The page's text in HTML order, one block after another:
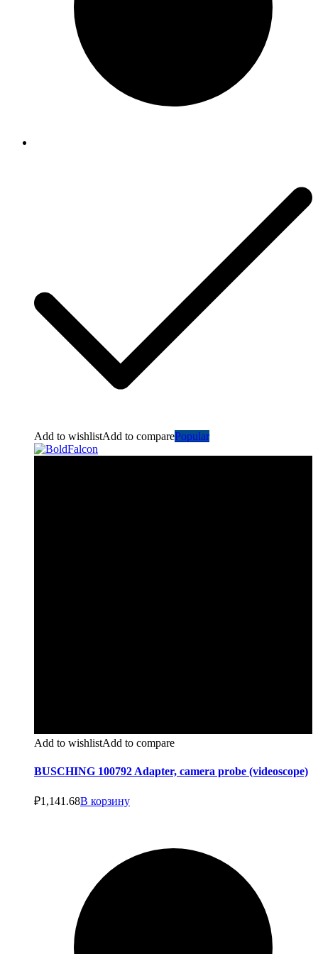
Add to wishlistAdd to comparePopular
Add to wishlistAdd to compare
BUSCHING 100792 Adapter, camera probe (videoscope)
₽1,141.68В корзину